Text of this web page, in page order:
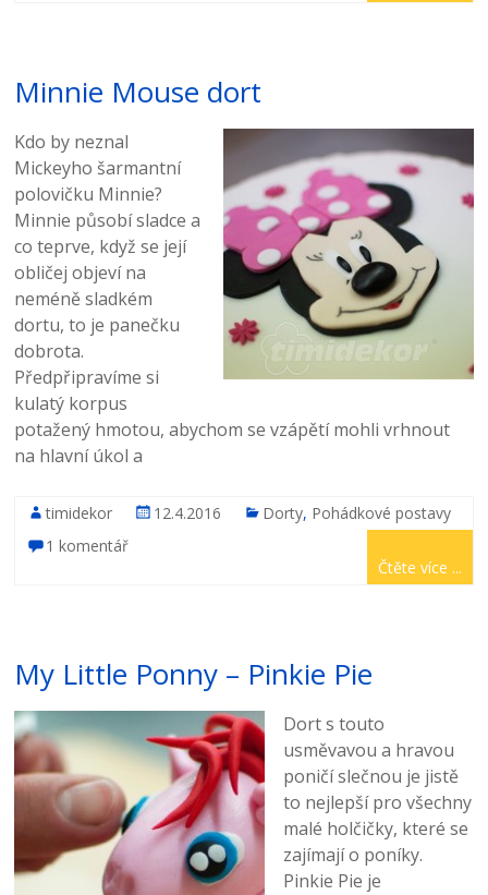
Minnie Mouse dort
Kdo by neznal
Mickeyho šarmantní
polovičku Minnie?
Minnie působí sladce a
co teprve, když se její
obličej objeví na
neméně sladkém
dortu, to je panečku
dobrota.
Předpřipravíme si
kulatý korpus
potažený hmotou, abychom se vzápětí mohli vrhnout
na hlavní úkol a
timidekor 12.4.2016 Dorty, Pohádkové postavy
1 komentář
Čtěte více ...
My Little Ponny – Pinkie Pie
Dort s touto
usměvavou a hravou
poničí slečnou je jistě
to nejlepší pro všechny
malé holčičky, které se
zajímají o poníky.
Pinkie Pie je